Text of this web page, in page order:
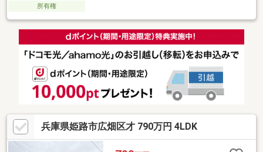
所有権
兵庫県姫路市広畑区才 790万円 4LDK